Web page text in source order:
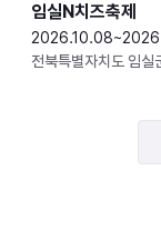
임실N치즈축제
전북특별자치도 임실